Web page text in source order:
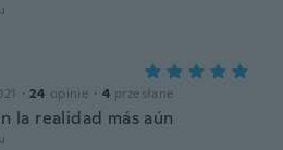
· 24 opinie · 4 przesłane
la realidad más aún